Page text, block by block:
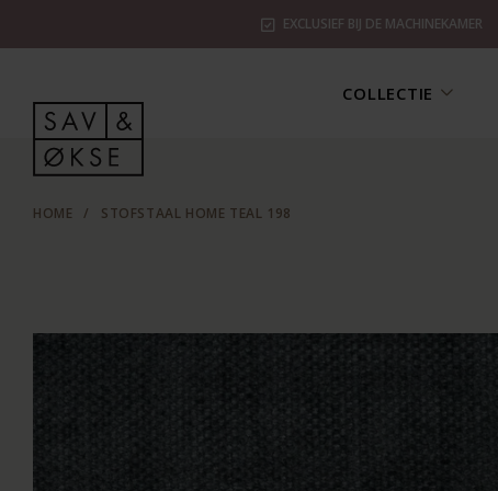
EXCLUSIEF BIJ DE MACHINEKAMER
COLLECTIE
HOME / STOFSTAAL HOME TEAL 198